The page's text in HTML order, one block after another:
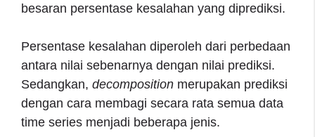
besaran persentase kesalahan yang diprediksi.
Persentase kesalahan diperoleh dari perbedaan
antara nilai sebenarnya dengan nilai prediksi.
Sedangkan, decomposition merupakan prediksi
dengan cara membagi secara rata semua data
time series menjadi beberapa jenis.